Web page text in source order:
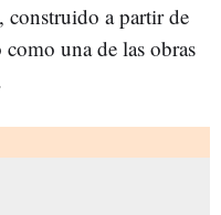
construido a partir de
una de las obras